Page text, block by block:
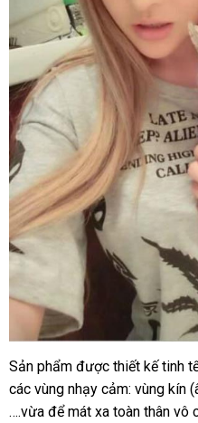
Sản phẩm báo
giá
được thiết kế tinh
các vùng nhạy cảm: vùng kín
….vừa tiết
để mát xa toàn thân vô